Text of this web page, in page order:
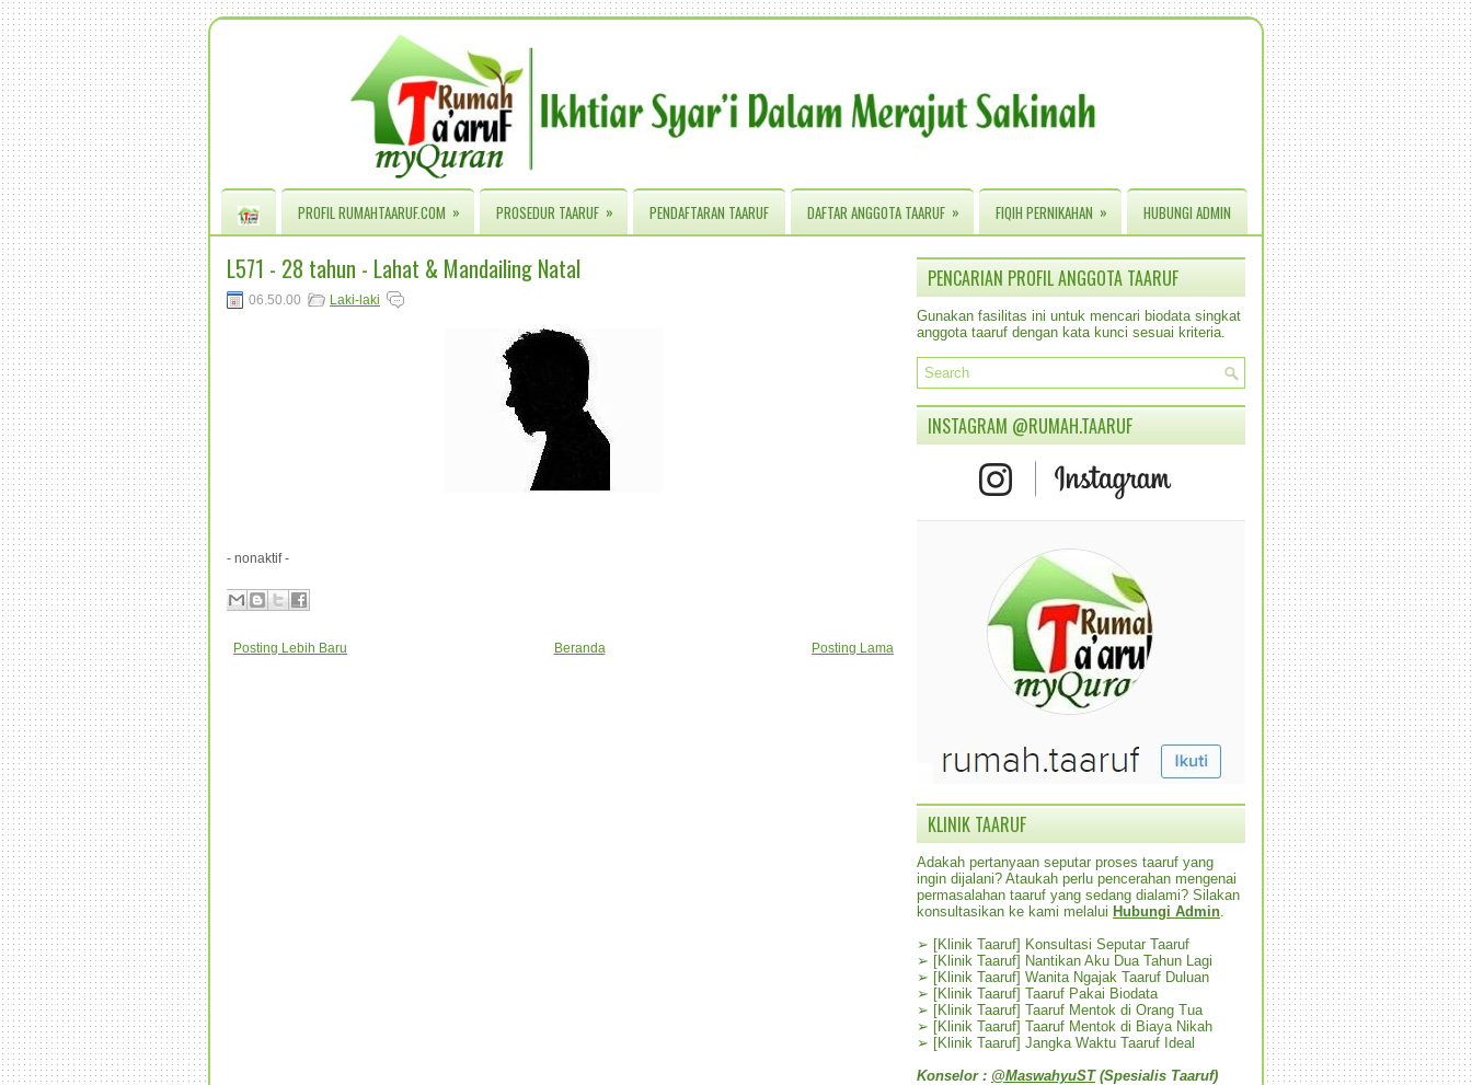
PROFIL RUMAHTAARUF.COM » PROSEDUR TAARUF » PENDAFTARAN TAARUF DAFTAR ANGGOTA TAARUF » FIQIH PERNIKAHAN » HUBUNGI ADMIN
L571 - 28 tahun - Lahat & Mandailing Natal
06.50.00 Laki-laki
- nonaktif -
Posting Lebih Baru Posting Lama
Beranda
PENCARIAN PROFIL ANGGOTA TAARUF
Gunakan fasilitas ini untuk mencari biodata singkat
anggota taaruf dengan kata kunci sesuai kriteria.
INSTAGRAM @RUMAH.TAARUF
KLINIK TAARUF
Adakah pertanyaan seputar proses taaruf yang
ingin dijalani? Ataukah perlu pencerahan mengenai
permasalahan taaruf yang sedang dialami? Silakan
konsultasikan ke kami melalui Hubungi Admin
➢ [Klinik Taaruf] Konsultasi Seputar Taaruf
➢ [Klinik Taaruf] Nantikan Aku Dua Tahun Lagi
➢ [Klinik Taaruf] Wanita Ngajak Taaruf Duluan
➢ [Klinik Taaruf] Taaruf Pakai Biodata
➢ [Klinik Taaruf] Taaruf Mentok di Orang Tua
➢ [Klinik Taaruf] Taaruf Mentok di Biaya Nikah
➢ [Klinik Taaruf] Jangka Waktu Taaruf Ideal
Konselor : @MaswahyuST(Spesialis Taaruf)